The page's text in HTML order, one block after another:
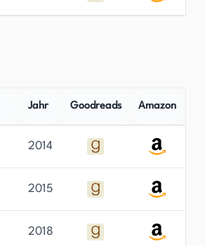
Jahr Goodreads Amazon
2014
2015
2018